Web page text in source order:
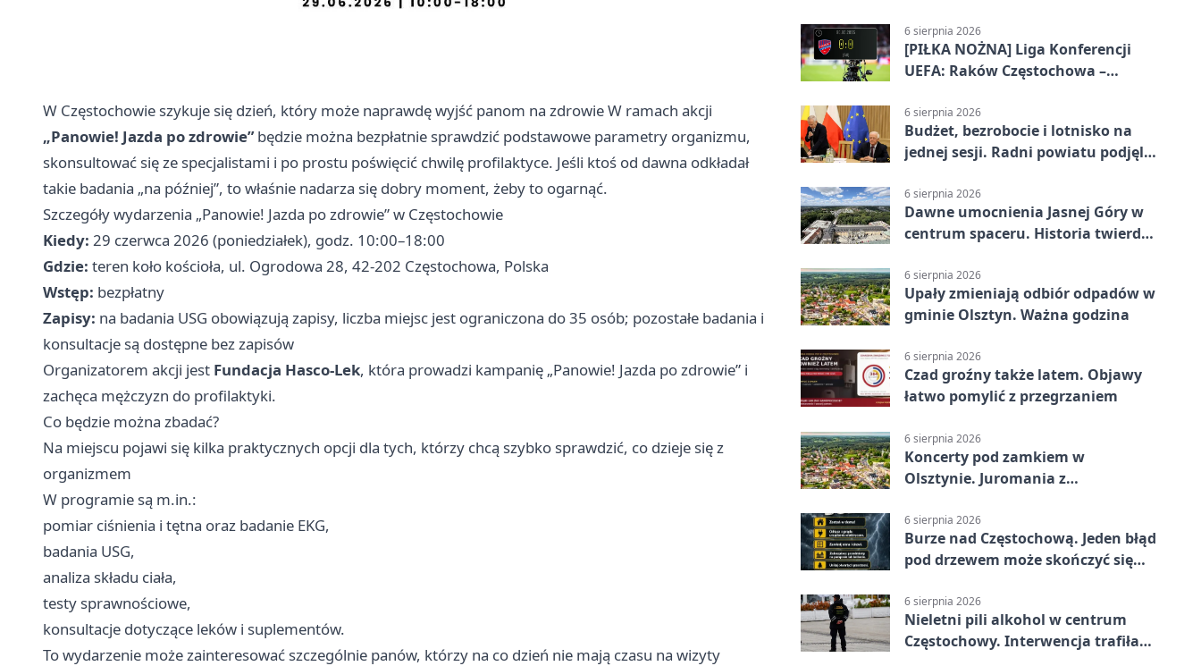
W Częstochowie szykuje się dzień, który może naprawdę wyjść panom na zdrowie W ramach akcji
„Panowie! Jazda po zdrowie”będzie można bezpłatnie sprawdzić podstawowe parametry organizmu,
skonsultować się ze specjalistami i po prostu poświęcić chwilę profilaktyce. Jeśli ktoś od dawna odkładał
takie badania „na później”, to właśnie nadarza się dobry moment, żeby to ogarnąć.
Szczegóły wydarzenia „Panowie! Jazda po zdrowie” w Częstochowie
Kiedy: 29 czerwca 2026 (poniedziałek), godz. 10:00–18:00
Gdzie: teren koło kościoła, ul. Ogrodowa 28, 42-202 Częstochowa, Polska
Wstęp: bezpłatny
Zapisy: na badania USG obowiązują zapisy, liczba miejsc jest ograniczona do 35 osób; pozostałe badania i
konsultacje są dostępne bez zapisów
Organizatorem akcji jest Fundacja Hasco-Lek, która prowadzi kampanię „Panowie! Jazda po zdrowie” i
zachęca mężczyzn do profilaktyki.
Co będzie można zbadać?
Na miejscu pojawi się kilka praktycznych opcji dla tych, którzy chcą szybko sprawdzić, co dzieje się z
organizmem
W programie są m.in.:
pomiar ciśnienia i tętna oraz badanie EKG,
badania USG,
analiza składu ciała,
testy sprawnościowe,
konsultacje dotyczące leków i suplementów.
To wydarzenie może zainteresować szczególnie panów, którzy na co dzień nie mają czasu na wizyty
6 sierpnia 2026
[PIŁKA NOŻNA] Liga Konferencji
UEFA: Raków Częstochowa –
meczu III rundy eliminacji
6 sierpnia 2026
Budżet, bezrobocie i lotnisko na
jednej sesji. Radni powiatu podjęli
6 sierpnia 2026
Dawne umocnienia Jasnej Góry w
centrum spaceru. Historia twierdzy
6 sierpnia 2026
Upały zmieniają odbiór odpadów w
gminie Olsztyn. Ważna godzina
6 sierpnia 2026
Czad groźny także latem. Objawy
łatwo pomylić z przegrzaniem
6 sierpnia 2026
Koncerty pod zamkiem w
Olsztynie. Juromania z
6 sierpnia 2026
Burze nad Częstochową. Jeden błąd
pod drzewem może skończyć się
6 sierpnia 2026
Nieletni pili alkohol w centrum
Częstochowy. Interwencja trafiła